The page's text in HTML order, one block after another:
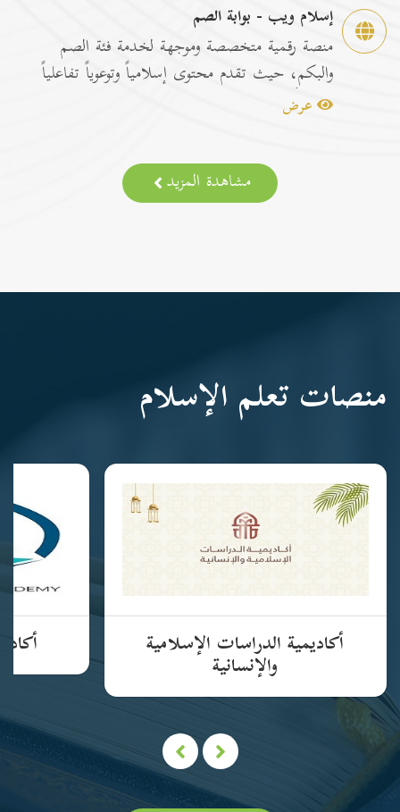
إسلام ويب - بوابة الصم
منصة رقمية متخصصة وموجهة لخدمة فئة الصم
والبكم، حيث تقدم محتوى إسلامياً وتوعوياً تفاعلياً
مترجماً با...
عرض
مشاهدة المزيد
منصات تعلم الإسلام
أكاديمية الدراسات الإسلامية
والإنسانية